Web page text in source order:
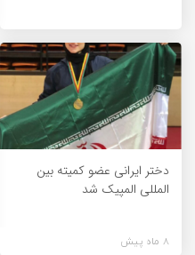
دختر ایرانی عضو کمیته بین
المللی المپیک شد
8 ماه پیش